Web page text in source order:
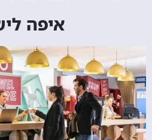
איפה